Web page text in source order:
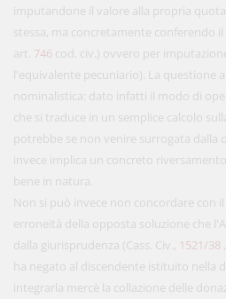
imputandone il valore alla propria
stessa, ma concretamente conferendo
art. 746 cod. civ.) ovvero per
l'equivalente pecuniario). La questione
nominalistica: dato infatti il modo di
che si traduce in un semplice calcolo
potrebbe se non venire surrogata dalla
invece implica un concreto
bene in natura.
Non si può invece non concordare con
erroneità della opposta soluzione che
dalla giurisprudenza (Cass. Civ., 1521/38
ha negato al discendente istituito nella
integrarla mercè la collazione delle